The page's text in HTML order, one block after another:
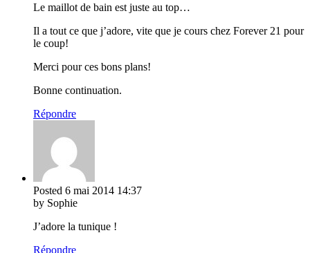
Le maillot de bain est juste au top…
Il a tout ce que j’adore, vite que je cours chez Forever 21 pour
le coup!
Merci pour ces bons plans!
Bonne continuation.
Répondre
Posted 6 mai 2014 14:37
by Sophie
J’adore la tunique !
Répondre